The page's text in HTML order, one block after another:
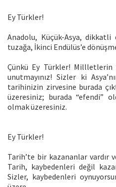
Ey Türkler!
Anadolu, Küçük-Asya,
tuzağa, İkinci Endülüs’e
Çünkü Ey Türkler! Millletlerin
unutmayınız! Sizler ki
tarihinizin zirvesine burada
üzeresiniz; burada “efendi”
olmak üzeresiniz.
Ey Türkler!
Tarih’te bir kazananlar vardır
Tarih, kaybedenleri değil
Sizler, kaybedenleri